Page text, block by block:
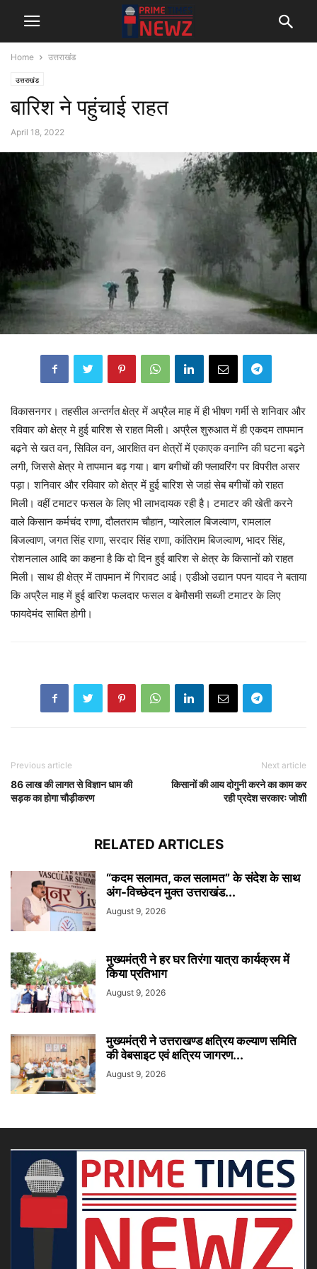
Home उत्तराखंड
उत्तराखंड
बारिश ने पहुंचाई राहत
April 18, 2022
विकासनगर। तहसील अन्तर्गत क्षेत्र में अप्रैल माह में ही भीषण गर्मी से शनिवार और
रविवार को क्षेत्र मे हुई बारिश से राहत मिली। अप्रैल शुरुआत में ही एकदम तापमान
बढ़ने से खत वन, सिविल वन, आरक्षित वन क्षेत्रों में एकाएक वनाग्नि की घटना बढ़ने
लगी, जिससे क्षेत्र मे तापमान बढ़ गया। बाग बगीचों की फ्लावरिंग पर विपरीत असर
पड़ा। शनिवार और रविवार को क्षेत्र में हुई बारिश से जहां सेब बगीचों को राहत
मिली। वहीं टमाटर फसल के लिए भी लाभदायक रही है। टमाटर की खेती करने
वाले किसान कर्मचंद राणा, दौलतराम चौहान, प्यारेलाल बिजल्वाण, रामलाल
बिजल्वाण, जगत सिंह राणा, सरदार सिंह राणा, कांतिराम बिजल्वाण, भादर सिंह,
रोशनलाल आदि का कहना है कि दो दिन हुई बारिश से क्षेत्र के किसानों को राहत
मिली। साथ ही क्षेत्र में तापमान में गिरावट आई। एडीओ उद्यान पपन यादव ने बताया
कि अप्रैल माह में हुई बारिश फलदार फसल व बेमौसमी सब्जी टमाटर के लिए
फायदेमंद साबित होगी।
Previous article
86 लाख की लागत से विज्ञान धाम की
सड़क का होगा चौड़ीकरण
Next article
किसानों की आय दोगुनी करने का काम कर
रही प्रदेश सरकारः जोशी
RELATED ARTICLES
“कदम सलामत, कल सलामत” के संदेश के साथ
अंग-विच्छेदन मुक्त उत्तराखंड...
August 9, 2026
मुख्यमंत्री ने हर घर तिरंगा यात्रा कार्यक्रम में
किया प्रतिभाग
August 9, 2026
मुख्यमंत्री ने उत्तराखण्ड क्षत्रिय कल्याण समिति
की वेबसाइट एवं क्षत्रिय जागरण...
August 9, 2026